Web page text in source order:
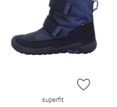
WUNSCHLISTE HINZUFÜGEN
ZUR
superfit